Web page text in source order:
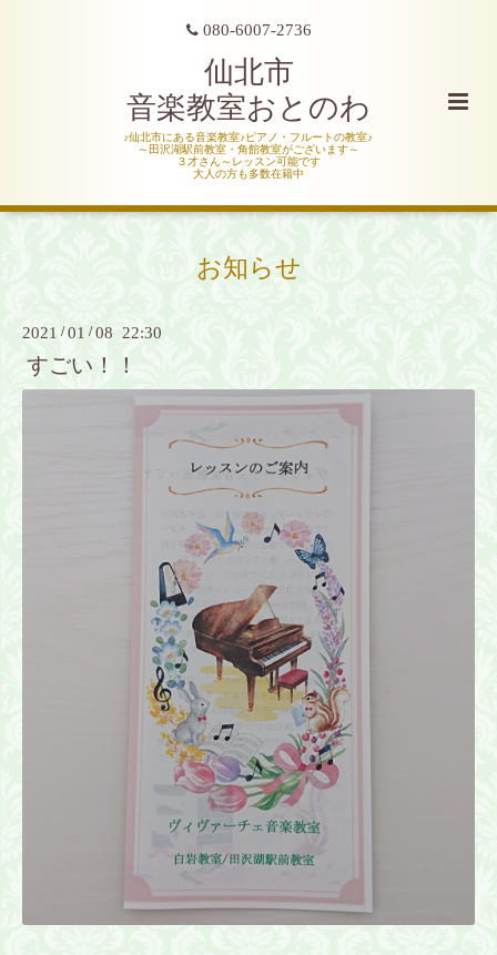
080-6007-2736
仙北市
音楽教室おとのわ
♪仙北市にある音楽教室♪ピアノ・フルートの教室♪
～田沢湖駅前教室・角館教室がございます～
３才さん～レッスン可能です
大人の方も多数在籍中
お知らせ
2021 /01 /08 22:30
すごい！！